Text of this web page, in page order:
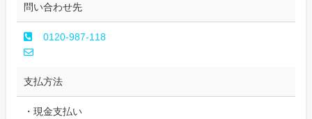
問い合わせ先
0120-987-118
支払方法
・現金支払い